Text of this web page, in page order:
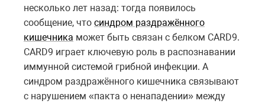
несколько лет назад: тогда появилось
сообщение, что синдром раздражённого
кишечника может быть связан с белком CARD9.
CARD9 играет ключевую роль в распознавании
иммунной системой грибной инфекции. А
синдром раздражённого кишечника связывают
с нарушением «пакта о ненападении» между